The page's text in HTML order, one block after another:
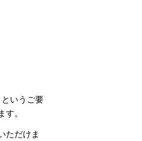
いうご要
す。
ただけま